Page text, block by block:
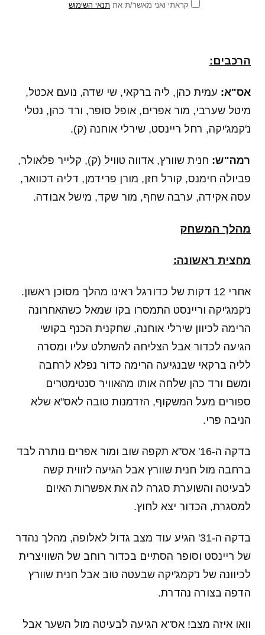
קראתי ואני מאשר/ת את תנאי השימוש
הרכבים:
אס"א: עמית כהן, ליה ברקאי, שי שדה, נועם אכטל,
מיטל שערבי, מור אפרים, אופל סופר, ורד כהן, נטלי
נ'קמג'יקה, רחל ריינסט, שירלי אוחנה (ק).
רמה"ש: חנית שוורץ, אדווה טוויל (ק), קלייר פלאולר,
פביולה חימנס, קורל חזן, מורן פרידמן, דליה דכוואר,
עסה אקידה, ערבה שחף, מור שקד, מישל אבודה.
מהלך המשחק
מחצית ראשונה:
אחרי 12 דקות של כדורגל ראינו מהלך מסוכן ראשון.
נ'קמג'יקה וריינסט התמסרו בקו שמאל כשהאחרונה
הרימה לכיוון שירלי אוחנה, שחקנית הכנף בקושי
הגיעה לכדור אבל הצליחה להשתלט עליו ומסרה
לליה ברקאי שבנגיעה הרימה כדור נפלא לרחבה
ומשם ורד כהן שלחה אותו מהאוויר סנטימטרים
ספורים מעל המשקוף, הזדמנות טובה לאס"א שלא
הניבה פרי.
בדקה ה-16' אס"א תקפה שוב ומור אפרים נותרה לבד
ברחבה מול חנית שוורץ אבל הגיעה לזווית קשה
לבעיטה והשוערת סגרה לה את אפשרות האיום
למסגרת, הכדור יצא לחוץ.
בדקה ה-31' הגיע עוד מצב גדול לאלופה, מהלך נהדר
של ריינסט וסופר הסתיים בכדור רוחב של השוויצרית
לכיוונה של נ'קמג'יקה שבעטה טוב אבל חנית שוורץ
הדפה בצורה נהדרת.
וואו איזה מצב! אס"א הגיעה לבעיטה מול השער אבל